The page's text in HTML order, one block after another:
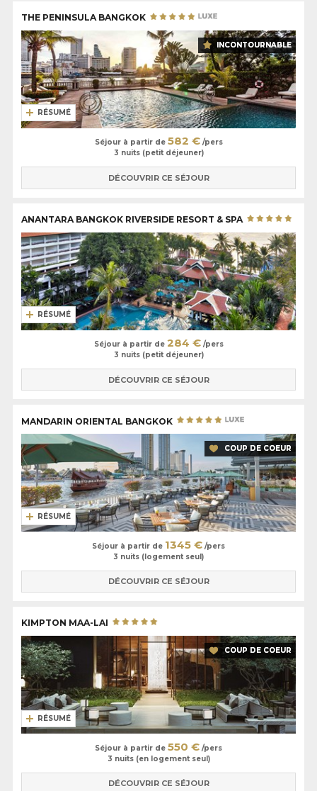
du Sud-Est, comme par exemple lePeninsula Bangkok
parfait, ou encore leMandarin Oriental Bangkok.
THE PENINSULA BANGKOK
INCONTOURNABLE
RÉSUMÉ
Séjour à partir de 582 €/pers
3 nuits (petit déjeuner)
DÉCOUVRIR CE SÉJOUR
ANANTARA BANGKOK RIVERSIDE RESORT & SPA
RÉSUMÉ
Séjour à partir de 284 €/pers
3 nuits (petit déjeuner)
DÉCOUVRIR CE SÉJOUR
MANDARIN ORIENTAL BANGKOK
COUP DE COEUR
RÉSUMÉ
Séjour à partir de 1345 € /pers
3 nuits (logement seul)
DÉCOUVRIR CE SÉJOUR
KIMPTON MAA-LAI
COUP DE COEUR
RÉSUMÉ
Séjour à partir de 550 € /pers
3 nuits (en logement seul)
DÉCOUVRIR CE SÉJOUR